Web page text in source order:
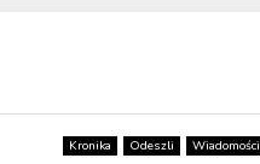
Kronika Odeszli Wiadomości